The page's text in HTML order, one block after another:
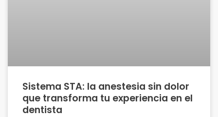
Sistema STA: la anestesia sin dolor
que transforma tu experiencia en el
dentista